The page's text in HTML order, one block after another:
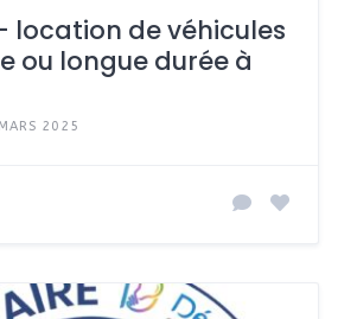
location de véhicules
ou longue durée à
2025